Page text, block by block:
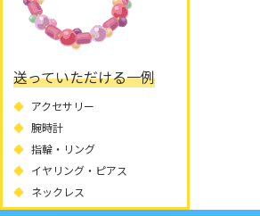
送っていただける一例
アクセサリー
腕時計
指輪・リング
イヤリング・ピアス
ネックレス